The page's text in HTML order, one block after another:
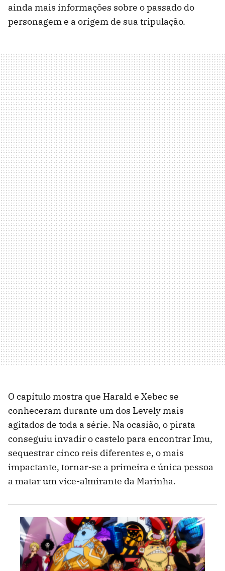
ainda mais informações sobre o passado do
personagem e a origem de sua tripulação.
O capítulo mostra que Harald e Xebec se
conheceram durante um dos Levely mais
agitados de toda a série. Na ocasião, o pirata
conseguiu invadir o castelo para encontrar Imu,
sequestrar cinco reis diferentes e, o mais
impactante, tornar-se a primeira e única pessoa
a matar um vice-almirante da Marinha.